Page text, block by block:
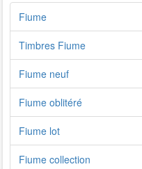
Fiume
Timbres Fiume
Fiume neuf
Fiume oblitéré
Fiume lot
Fiume collection